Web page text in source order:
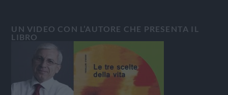
UN VIDEO CON L’AUTORE CHE PRESENTA IL
LIBRO